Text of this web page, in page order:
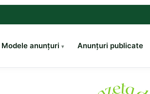
Modele anunțuri Anunțuri publicate